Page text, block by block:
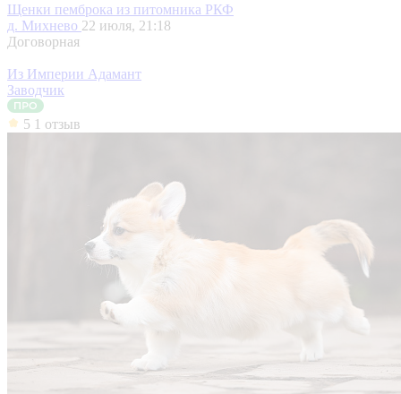
Щенки пемброка из питомника РКФ
д. Михнево 22 июля, 21:18
Договорная
Из Империи Адамант
Заводчик
5 1 отзыв